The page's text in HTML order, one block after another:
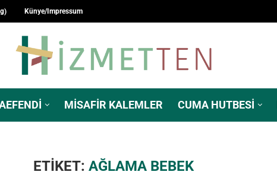
Künye/Impressum
MISAFIR KALEMLER CUMA HUTBESI
ETIKET: AĞLAMA BEBEK